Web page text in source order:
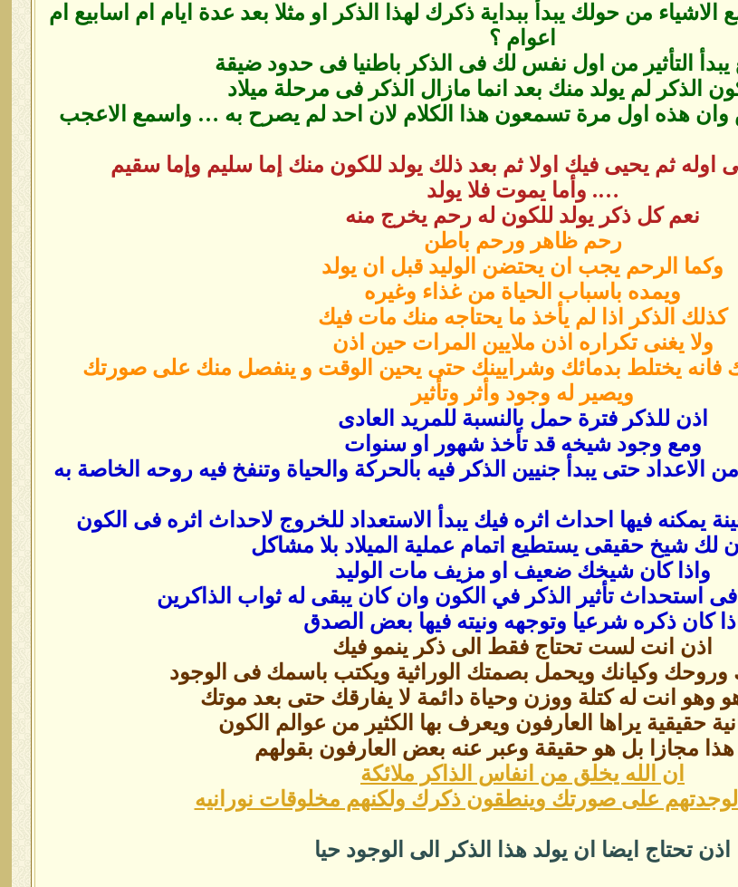
الاشياء من حولك يبدأ ببداية ذكرك لهذا الذكر او مثلا بعد عدة ايام ام اسابيع ام
اعوام ؟
يبدأ التأثير من اول نفس لك فى الذكر باطنيا فى حدود ضيقة
الذكر لم يولد منك بعد انما مازال الذكر فى مرحلة ميلاد
وان هذه اول مرة تسمعون هذا الكلام لان احد لم يصرح به … واسمع الاعجب
اوله ثم يحيى فيك اولا ثم بعد ذلك يولد للكون منك إما سليم وإما سقيم
…. وأما يموت فلا يولد
نعم كل ذكر يولد للكون له رحم يخرج منه
رحم ظاهر ورحم باطن
وكما الرحم يجب ان يحتضن الوليد قبل ان يولد
ويمده باسباب الحياة من غذاء وغيره
كذلك الذكر اذا لم يأخذ ما يحتاجه منك مات فيك
ولا يغنى تكراره اذن ملايين المرات حين اذن
فانه يختلط بدمائك وشرايينك حتى يحين الوقت و ينفصل منك على صورتك
ويصير له وجود وأثر وتأثير
اذن للذكر فترة حمل بالنسبة للمريد العادى
ومع وجود شيخه قد تأخذ شهور او سنوات
الاعداد حتى يبدأ جنيين الذكر فيه بالحركة والحياة وتنفخ فيه روحه الخاصة به
يمكنه فيها احداث اثره فيك يبدأ الاستعداد للخروج لاحداث اثره فى الكون
لك شيخ حقيقى يستطيع اتمام عملية الميلاد بلا مشاكل
واذا كان شيخك ضعيف او مزيف مات الوليد
استحداث تأثير الذكر في الكون وان كان يبقى له ثواب الذاكرين
اذا كان ذكره شرعيا وتوجهه ونيته فيها بعض الصدق
اذن انت لست تحتاج فقط الى ذكر ينمو فيك
وكيانك ويحمل بصمتك الوراثية ويكتب باسمك فى الوجود
وهو انت له كتلة ووزن وحياة دائمة لا يفارقك حتى بعد موتك
حقيقية يراها العارفون ويعرف بها الكثير من عوالم الكون
مجازا بل هو حقيقة وعبر عنه بعض العارفون بقولهم
ان الله يخلق من انفاس الذاكر ملائكة
على صورتك وينطقون ذكرك ولكنهم مخلوقات نورانيه
اذن تحتاج ايضا ان يولد هذا الذكر الى الوجود حيا